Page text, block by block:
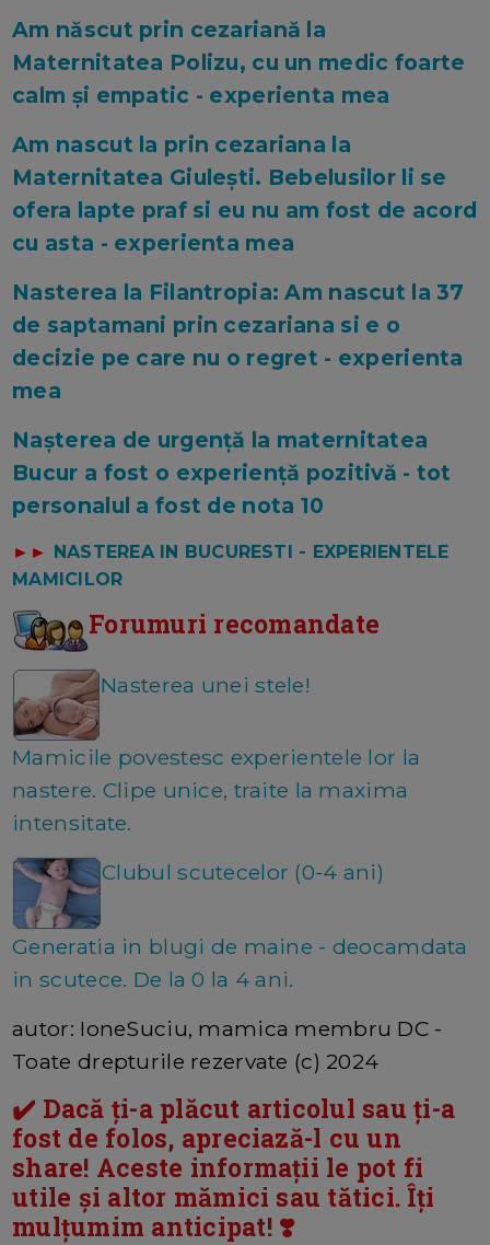
Am născut prin cezariană la
Maternitatea Polizu, cu un medic foarte
calm și empatic - experienta mea
Am nascut la prin cezariana la
Maternitatea Giulești. Bebelusilor li se
ofera lapte praf si eu nu am fost de acord
cu asta - experienta mea
Nasterea la Filantropia: Am nascut la 37
de saptamani prin cezariana si e o
decizie pe care nu o regret - experienta
mea
Nașterea de urgență la maternitatea
Bucur a fost o experiență pozitivă - tot
personalul a fost de nota 10
►►
NASTEREA IN BUCURESTI - EXPERIENTELE
MAMICILOR
Forumuri recomandate
Nasterea unei stele!
Mamicile povestesc experientele lor la
nastere. Clipe unice, traite la maxima
intensitate.
Clubul scutecelor (0-4 ani)
Generatia in blugi de maine - deocamdata
in scutece. De la 0 la 4 ani.
autor: IoneSuciu, mamica membru DC -
Toate drepturile rezervate (c) 2024
✔️ Dacă ți-a plăcut articolul sau ți-a
fost de folos, apreciază-l cu un
share! Aceste informații le pot fi
utile și altor mămici sau tătici. Îți
mulțumim anticipat! ❣️